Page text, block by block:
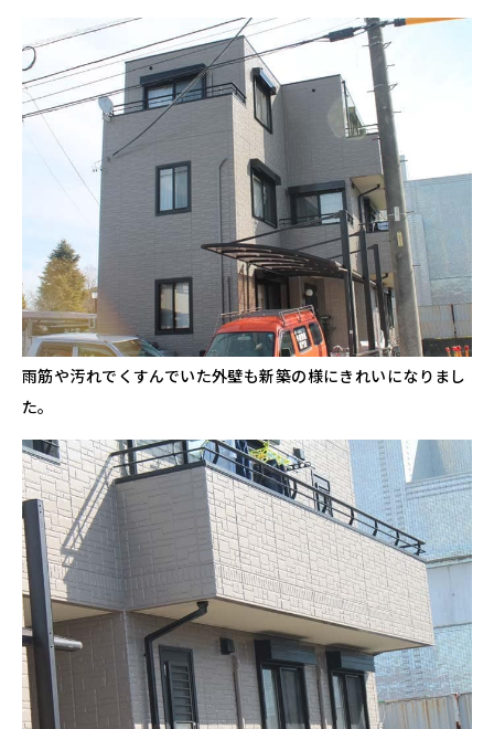
雨筋や汚れでくすんでいた外壁も新築の様にきれいになりまし
た。